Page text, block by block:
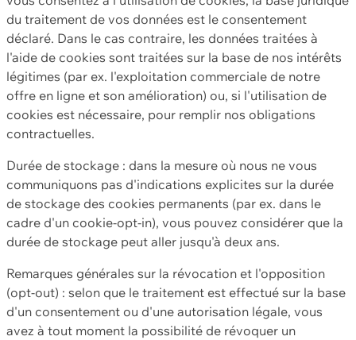
du traitement de vos données est le consentement
déclaré. Dans le cas contraire, les données traitées à
l'aide de cookies sont traitées sur la base de nos intérêts
légitimes (par ex. l'exploitation commerciale de notre
offre en ligne et son amélioration) ou, si l'utilisation de
cookies est nécessaire, pour remplir nos obligations
contractuelles.
Durée de stockage : dans la mesure où nous ne vous
communiquons pas d'indications explicites sur la durée
de stockage des cookies permanents (par ex. dans le
cadre d'un cookie-opt-in), vous pouvez considérer que la
durée de stockage peut aller jusqu'à deux ans.
Remarques générales sur la révocation et l'opposition
(opt-out) : selon que le traitement est effectué sur la base
d'un consentement ou d'une autorisation légale, vous
avez à tout moment la possibilité de révoquer un